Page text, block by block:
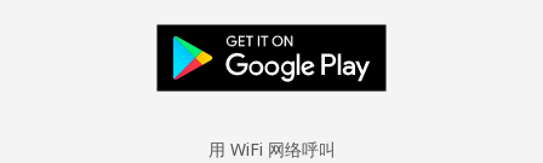
用 WiFi 网络呼叫